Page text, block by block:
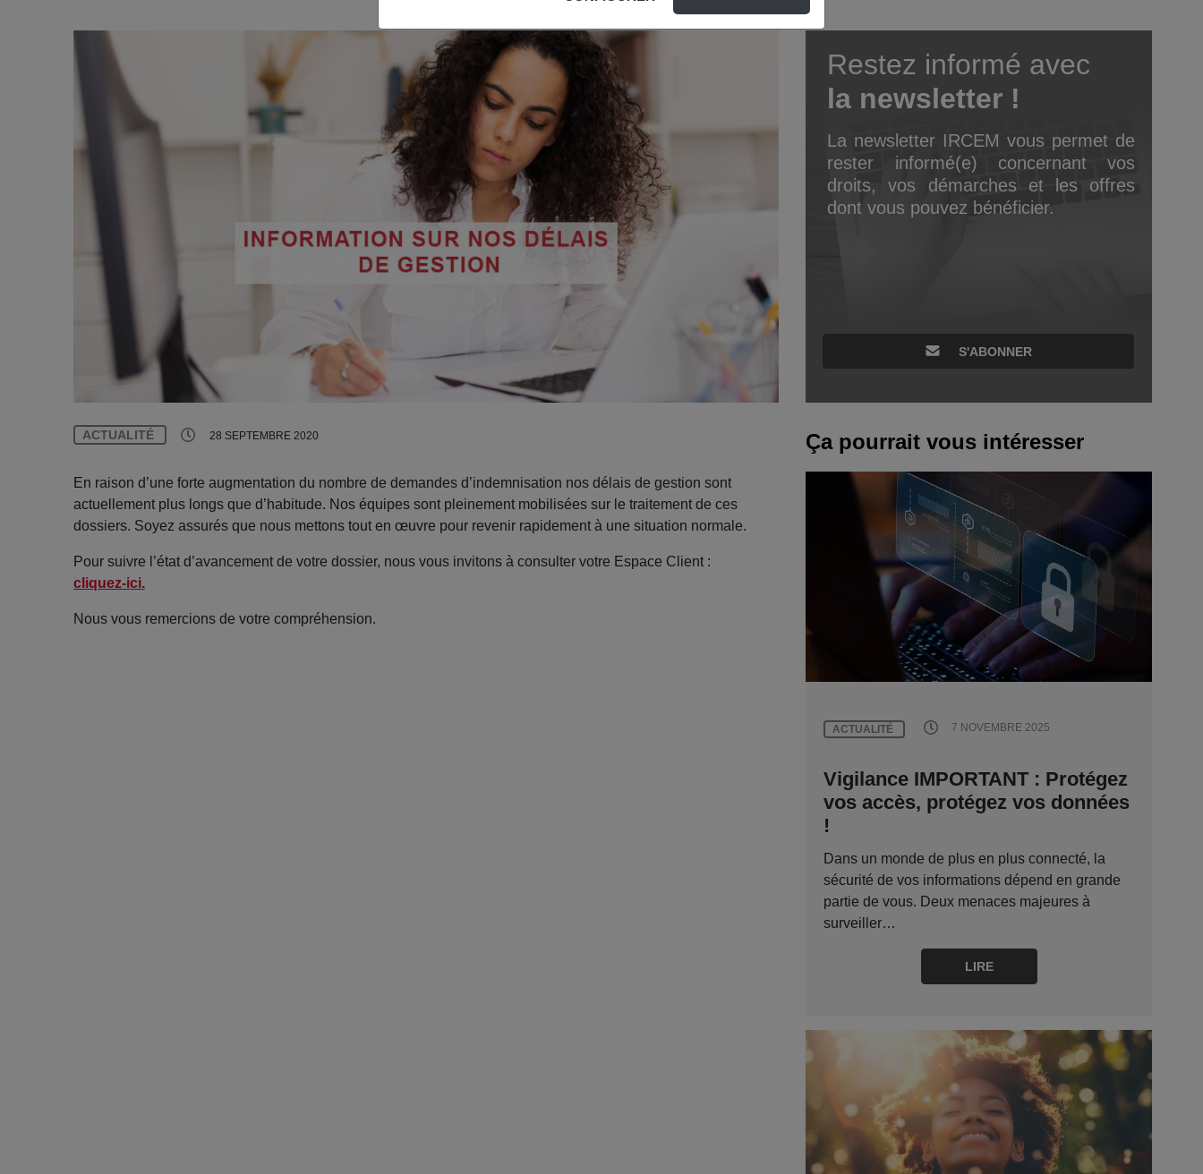
ACTUALITÉ 28 SEPTEMBRE 2020
En raison d’une forte augmentation du nombre de demandes d’indemnisation nos délais de gestion sont
actuellement plus longs que d’habitude. Nos équipes sont pleinement mobilisées sur le traitement de ces
dossiers. Soyez assurés que nous mettons tout en œuvre pour revenir rapidement à une situation normale.
Pour suivre l’état d’avancement de votre dossier, nous vous invitons à consulter votre Espace Client :
cliquez-ici.
Nous vous remercions de votre compréhension.
Restez informé avec
la newsletter !
La newsletter IRCEM vous permet de
rester informé(e) concernant vos
droits, vos démarches et les offres
dont vous pouvez bénéficier.
S'ABONNER
Ça pourrait vous intéresser
ACTUALITÉ 7 NOVEMBRE 2025
Vigilance IMPORTANT : Protégez
vos accès, protégez vos données
!
Dans un monde de plus en plus connecté, la
sécurité de vos informations dépend en grande
partie de vous. Deux menaces majeures à
surveiller…
LIRE